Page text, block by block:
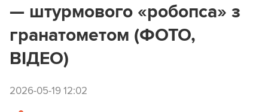
— штурмового «робопса» з
гранатометом (ФОТО,
ВІДЕО)
2026-05-19 12:02